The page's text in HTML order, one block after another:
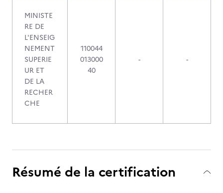
MINISTE
RE DE
L'ENSEIG
NEMENT
SUPERIE
UR ET
DE LA
RECHER
CHE
110044
013000
40
- -
Résumé de la certification